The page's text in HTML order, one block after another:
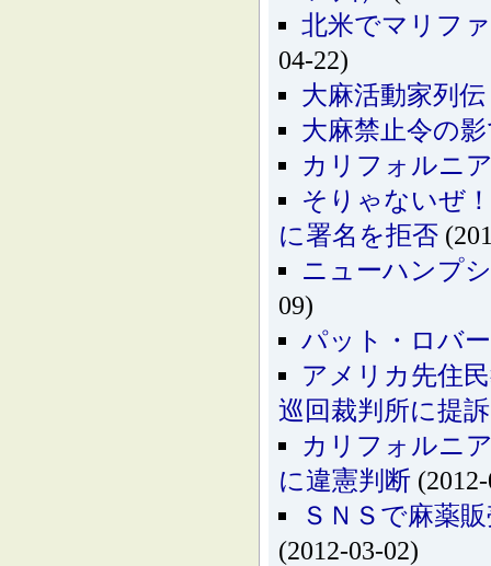
北米でマリフ
04-22)
大麻活動家列
大麻禁止令の
カリフォルニ
そりゃないぜ
に署名を拒否
ニューハンプ
09)
パット・ロバ
アメリカ先住
巡回裁判所に提訴
カリフォルニ
に違憲判断
ＳＮＳで麻薬
(2012-03-02)